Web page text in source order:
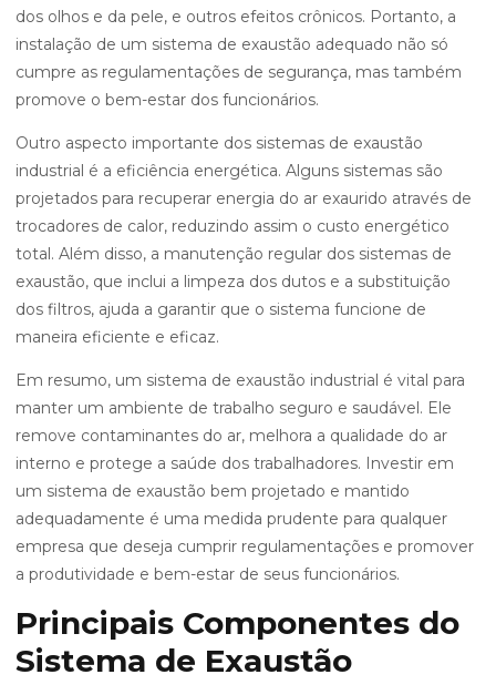
dos olhos e da pele, e outros efeitos crônicos. Portanto, a
instalação de um sistema de exaustão adequado não só
cumpre as regulamentações de segurança, mas também
promove o bem-estar dos funcionários.
Outro aspecto importante dos sistemas de exaustão
industrial é a eficiência energética. Alguns sistemas são
projetados para recuperar energia do ar exaurido através de
trocadores de calor, reduzindo assim o custo energético
total. Além disso, a manutenção regular dos sistemas de
exaustão, que inclui a limpeza dos dutos e a substituição
dos filtros, ajuda a garantir que o sistema funcione de
maneira eficiente e eficaz.
Em resumo, um sistema de exaustão industrial é vital para
manter um ambiente de trabalho seguro e saudável. Ele
remove contaminantes do ar, melhora a qualidade do ar
interno e protege a saúde dos trabalhadores. Investir em
um sistema de exaustão bem projetado e mantido
adequadamente é uma medida prudente para qualquer
empresa que deseja cumprir regulamentações e promover
a produtividade e bem-estar de seus funcionários.
Principais Componentes do
Sistema de Exaustão